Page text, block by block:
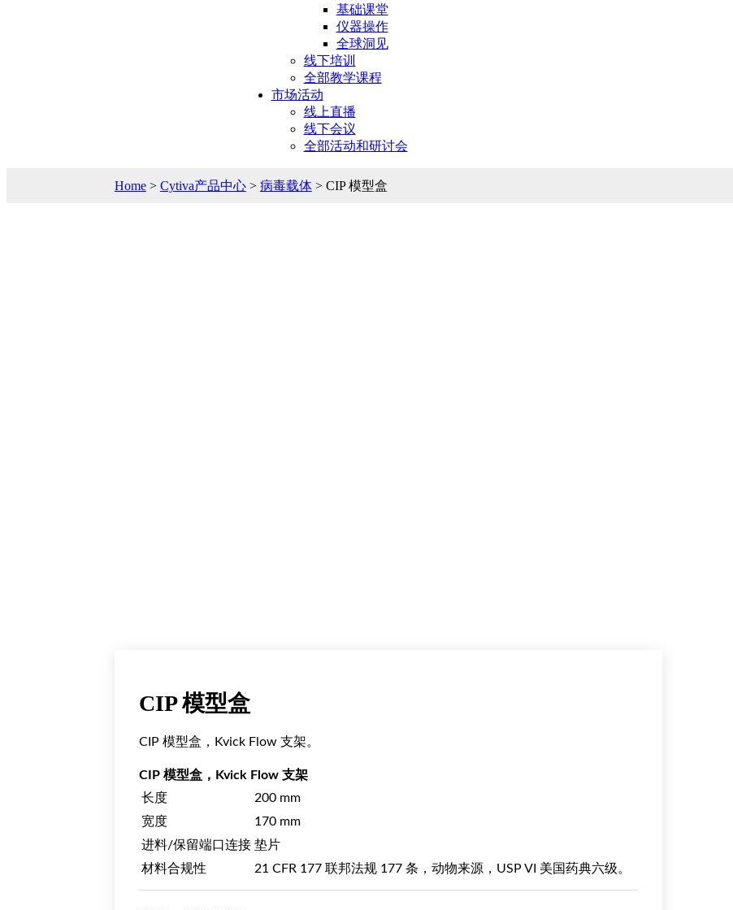
基础课堂
仪器操作
全球洞见
线下培训
全部教学课程
市场活动
线上直播
线下会议
全部活动和研讨会
Home> Cytiva产品中心> 病毒载体> CIP 模型盒
CIP 模型盒
CIP 模型盒，Kvick Flow 支架。
CIP 模型盒，Kvick Flow 支架
长度
200 mm
宽度
170 mm
进料/保留端口连接 垫片
材料合规性
21 CFR 177 联邦法规 177 条，动物来源，USP VI 美国药典六级。